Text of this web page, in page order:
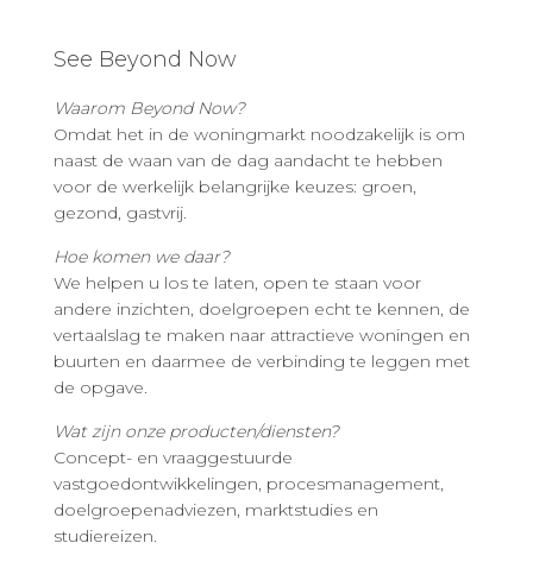
See Beyond Now
Waarom Beyond Now?
Omdat het in de woningmarkt noodzakelijk is om
naast de waan van de dag aandacht te hebben
voor de werkelijk belangrijke keuzes: groen,
gezond, gastvrij.
Hoe komen we daar?
We helpen u los te laten, open te staan voor
andere inzichten, doelgroepen echt te kennen, de
vertaalslag te maken naar attractieve woningen en
buurten en daarmee de verbinding te leggen met
de opgave.
Wat zijn onze producten/diensten?
Concept- en vraaggestuurde
vastgoedontwikkelingen, procesmanagement,
doelgroepenadviezen, marktstudies en
studiereizen.